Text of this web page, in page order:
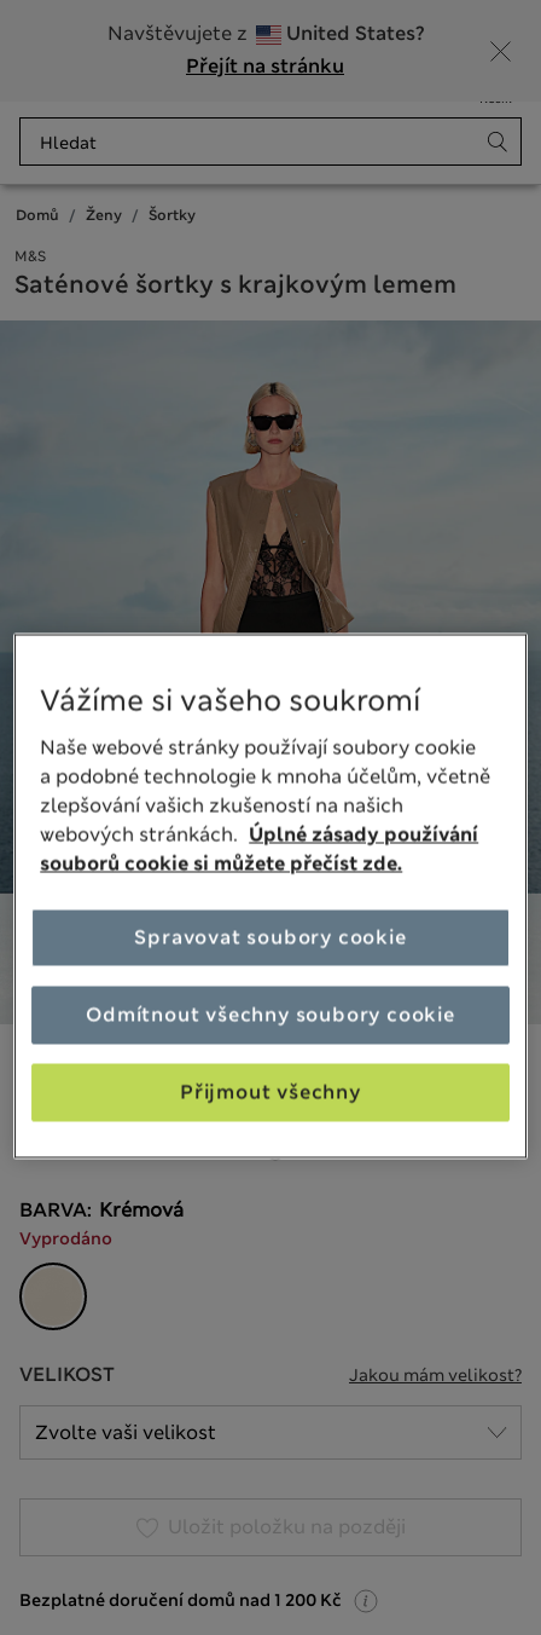
Navštěvujete z
United States?
Přejít na stránku
Košík
Domů Ženy Šortky
M&S
Saténové šortky s krajkovým lemem
199,00Kč
BARVA: Krémová
Vyprodáno
VELIKOST Jakou mám velikost?
Uložit položku na později
Bezplatné doručení domů nad 1 200 Kč
Vážíme si vašeho soukromí
Naše webové stránky používají soubory cookie
a podobné technologie k mnoha účelům, včetně
zlepšování vašich zkušeností na našich
webových stránkách. Úplné zásady používání
souborů cookie si můžete přečíst zde.
Odmítnout všechny soubory cookie
Přijmout všechny
Spravovat soubory cookie